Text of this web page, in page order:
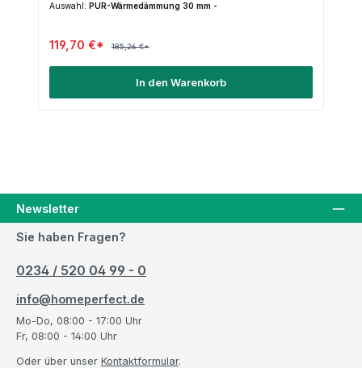
Auswahl: PUR-Wärmedämmung 30 mm -
119,70 €* 185,26 €*
In den Warenkorb
Newsletter
Sie haben Fragen?
0234 / 520 04 99 - 0
info@homeperfect.de
Mo-Do, 08:00 - 17:00 Uhr
Fr, 08:00 - 14:00 Uhr
Oder über unser Kontaktformular.